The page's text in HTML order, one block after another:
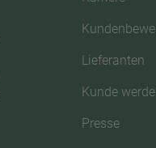
Lieferanten
Kunde
Presse